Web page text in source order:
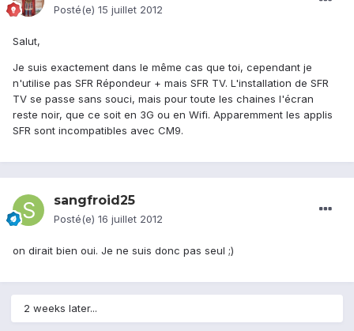
Posté(e) 15 juillet 2012
Salut,
Je suis exactement dans le même cas que toi, cependant je
n'utilise pas SFR Répondeur + mais SFR TV. L'installation de SFR
TV se passe sans souci, mais pour toute les chaines l'écran
reste noir, que ce soit en 3G ou en Wifi. Apparemment les applis
SFR sont incompatibles avec CM9.
sangfroid25
Posté(e) 16 juillet 2012
on dirait bien oui. Je ne suis donc pas seul ;)
2 weeks later...